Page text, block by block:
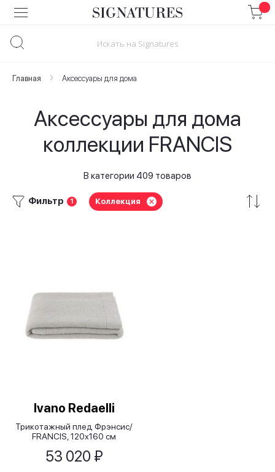
Skip
to
Главная Аксессуары для дома
Аксессуары для дома
коллекции FRANCIS
В категории 409 товаров
Фильтр 1 Коллекция
Ivano Redaelli
Трикотажный плед Фрэнсис/
FRANCIS, 120х160 см
53 020 ₽